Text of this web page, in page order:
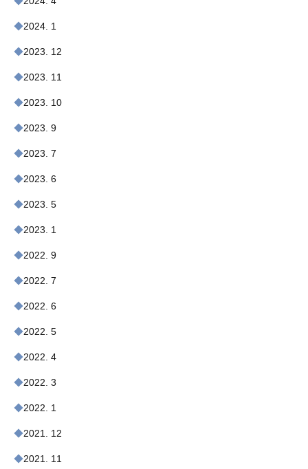
2024. 1
2023. 12
2023. 11
2023. 10
2023. 9
2023. 7
2023. 6
2023. 5
2023. 1
2022. 9
2022. 7
2022. 6
2022. 5
2022. 4
2022. 3
2022. 1
2021. 12
2021. 11